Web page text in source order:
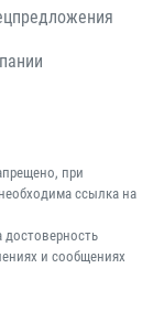
при
ссылка на
достоверность
и сообщениях